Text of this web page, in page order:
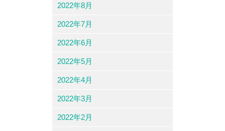
2022年8月
2022年7月
2022年6月
2022年5月
2022年4月
2022年3月
2022年2月